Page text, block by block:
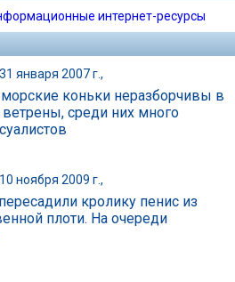
интернет-ресурсы
31 января 2007 г.,
коньки неразборчивы в
ветрены, среди них много
10 ноября 2009 г.,
кролику пенис из
плоти. На очереди